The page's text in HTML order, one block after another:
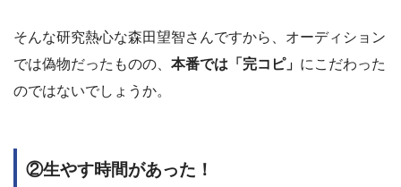
そんな研究熱心な森田望智さんですから、オーディション
では偽物だったものの、 本番では「完コピ」 にこだわった
のではないでしょうか。
②生やす時間があった！